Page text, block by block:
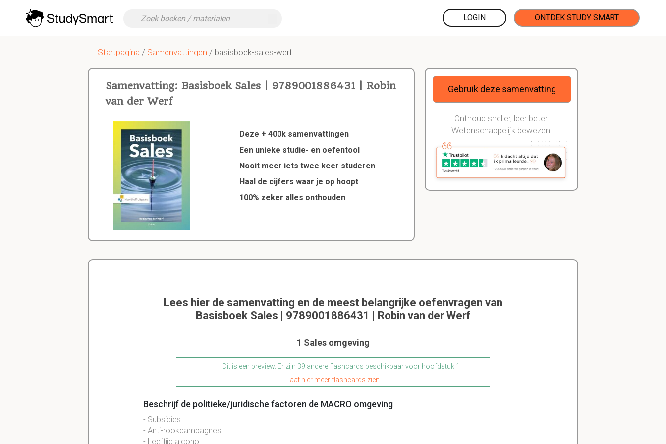
LOGIN ONTDEK STUDY SMART
Startpagina / Samenvattingen / basisboek-sales-werf
Samenvatting: Basisboek Sales | 9789001886431 | Robin
van der Werf
Deze + 400k samenvattingen
Een unieke studie- en oefentool
Nooit meer iets twee keer studeren
Haal de cijfers waar je op hoopt
100% zeker alles onthouden
Gebruik deze samenvatting
Onthoud sneller, leer beter.
Wetenschappelijk bewezen.
Lees hier de samenvatting en de meest belangrijke oefenvragen van
Basisboek Sales | 9789001886431 | Robin van der Werf
1 Sales omgeving
Dit is een preview. Er zijn 39 andere flashcards beschikbaar voor hoofdstuk 1
Laat hier meer flashcards zien
Beschrijf de politieke/juridische factoren de MACRO omgeving
- Subsidies
- Anti-rookcampagnes
- Leeftijd alcohol